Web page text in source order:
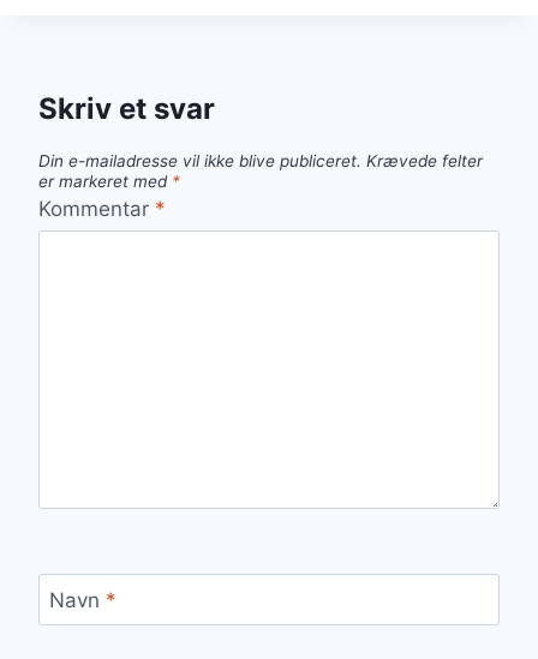
Skriv et svar
Din e-mailadresse vil ikke blive publiceret. Krævede felter
er markeret med *
Kommentar *
Navn *